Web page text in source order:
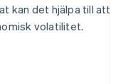
kan det hjälpa till att
volatilitet.